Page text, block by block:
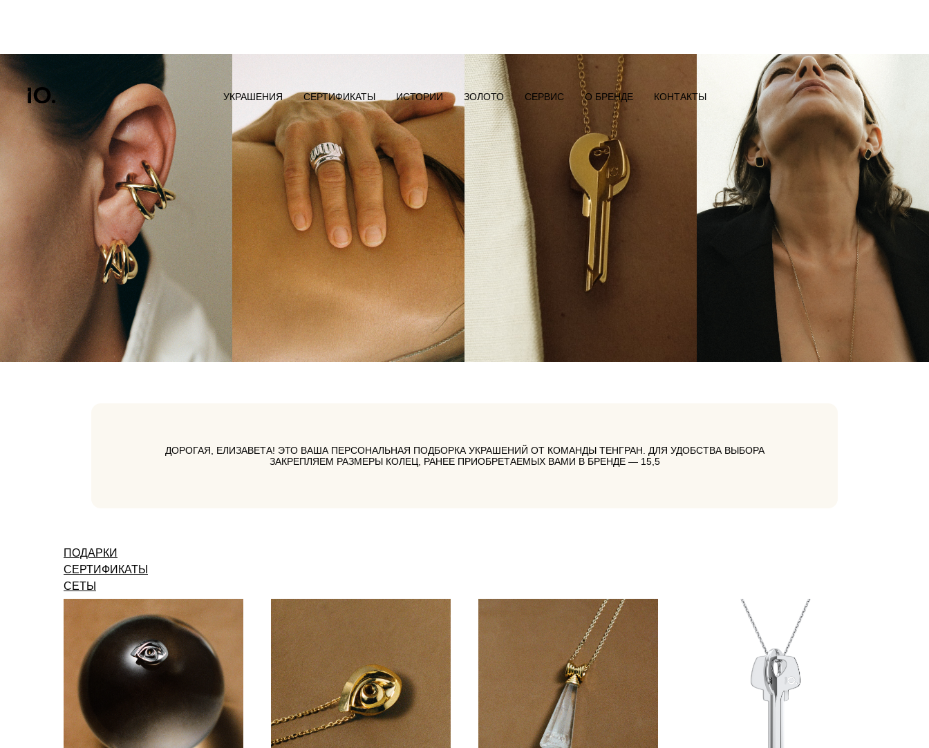
УКРАШЕНИЯ СЕРТИФИКАТЫ ИСТОРИИ ЗОЛОТО СЕРВИС О БРЕНДЕ КОНТАКТЫ
ДОРОГАЯ, ЕЛИЗАВЕТА! ЭТО ВАША ПЕРСОНАЛЬНАЯ ПОДБОРКА УКРАШЕНИЙ ОТ КОМАНДЫ ТЕНГРАН. ДЛЯ УДОБСТВА ВЫБОРА
ЗАКРЕПЛЯЕМ РАЗМЕРЫ КОЛЕЦ, РАНЕЕ ПРИОБРЕТАЕМЫХ ВАМИ В БРЕНДЕ — 15,5
ПОДАРКИ
СЕРТИФИКАТЫ
СЕТЫ